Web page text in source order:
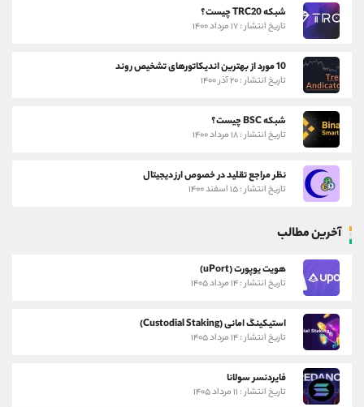
شبکه TRC20 چیست؟
تاریخ انتشار : ۱۷ مرداد ۱۴۰۰
10 مورد از بهترین اندیکاتورهای تشخیص روند
تاریخ انتشار : ۲۰ آذر ۱۴۰۰
شبکه BSC چیست؟
تاریخ انتشار : ۱۸ مرداد ۱۴۰۰
نظر مراجع تقلید در خصوص ارز دیجیتال
تاریخ انتشار : ۱۵ اسفند ۱۴۰۰
آخرین مطالب
هویت یوپورت (uPort)
تاریخ انتشار : ۱۴ مرداد ۱۴۰۵
استیکینگ امانی (Custodial Staking)
تاریخ انتشار : ۱۴ مرداد ۱۴۰۵
فایردنسر سولانا
تاریخ انتشار : ۱۱ مرداد ۱۴۰۵